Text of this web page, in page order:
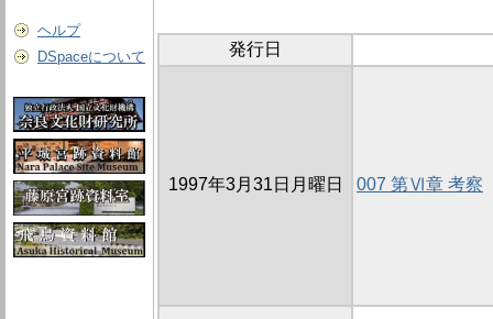
ヘルプ
DSpaceについて
発行日
1997年3月31日月曜日 007 第Ⅵ章 考察